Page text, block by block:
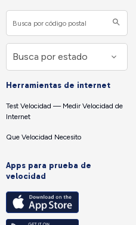
Herramientas de internet
Test Velocidad — Medir Velocidad de
Internet
Que Velocidad Necesito
Apps para prueba de
velocidad